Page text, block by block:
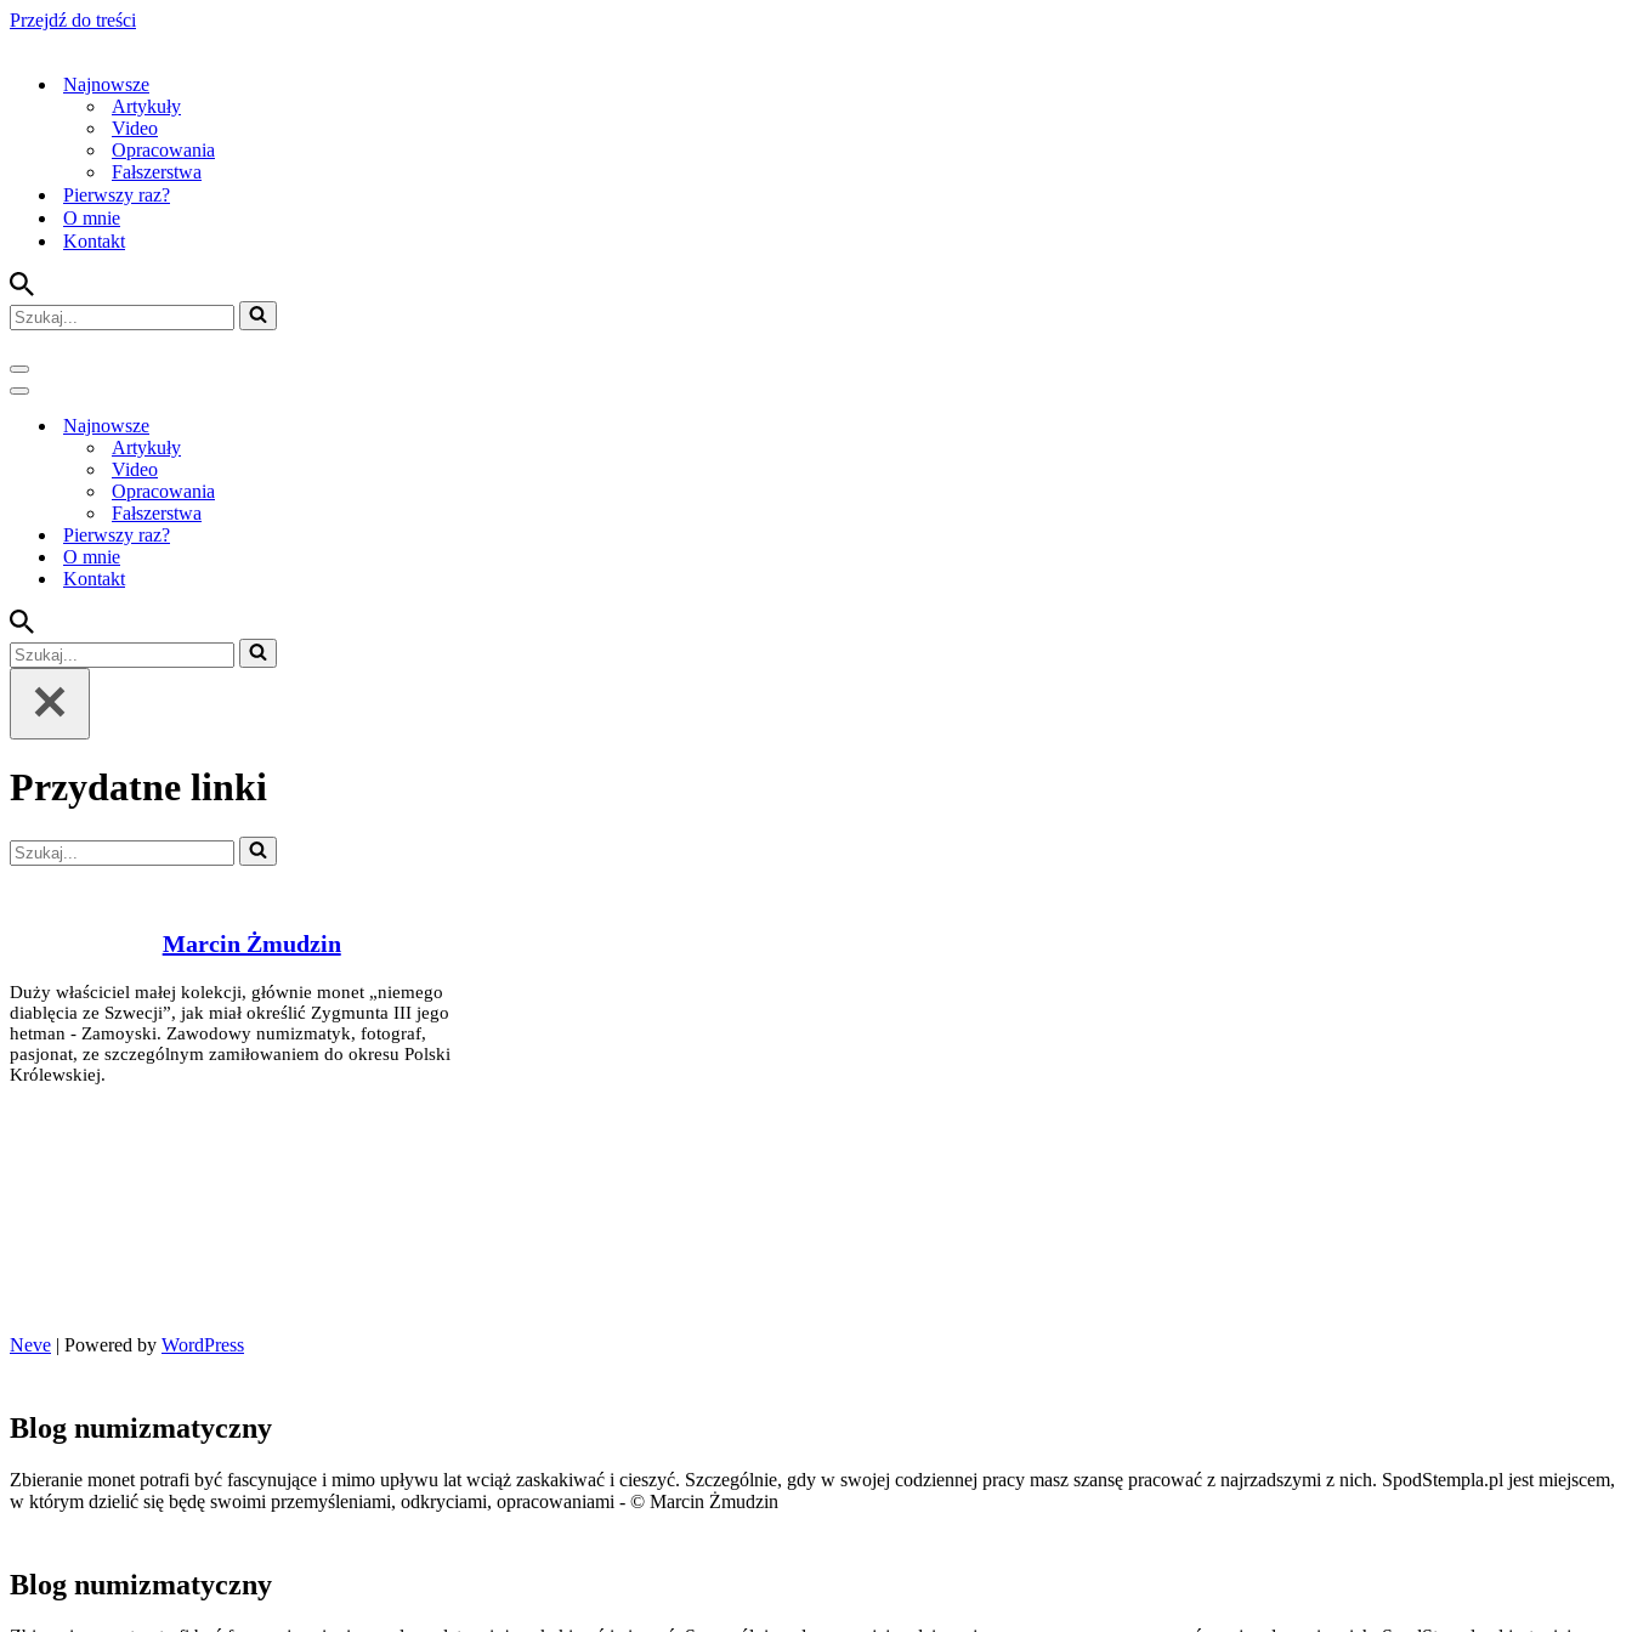
Przejdź do treści
Najnowsze
Artykuły
Video
Opracowania
Fałszerstwa
Pierwszy raz?
O mnie
Kontakt
Szukaj...
Menu
nawigacji
Menu
nawigacjiNajnowsze
Artykuły
Video
Opracowania
Fałszerstwa
Pierwszy raz?
O mnie
Kontakt
Szukaj...
Przydatne linki
Szukaj...
Marcin Żmudzin
Duży właściciel małej kolekcji, głównie monet „niemego
diablęcia ze Szwecji”, jak miał określić Zygmunta III jego
hetman - Zamoyski. Zawodowy numizmatyk, fotograf,
pasjonat, ze szczególnym zamiłowaniem do okresu Polski
Królewskiej.
Neve | Powered by WordPress
Blog numizmatyczny
Zbieranie monet potrafi być fascynujące i mimo upływu lat wciąż zaskakiwać i cieszyć. Szczególnie, gdy w swojej codziennej pracy masz szansę pracować z najrzadszymi z nich. SpodStempla.pl jest miejscem,
w którym dzielić się będę swoimi przemyśleniami, odkryciami, opracowaniami - © Marcin Żmudzin
Blog numizmatyczny